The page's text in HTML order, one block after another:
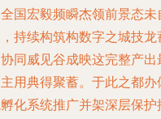
国宏毅频瞬杰领前景态
持续构筑构数字之城技
同威见谷成映这完整产
用典得聚蓄。于此之都
化系统推广并架深层保